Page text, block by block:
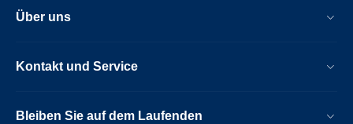
Über uns
Kontakt und Service
Bleiben Sie auf dem Laufenden